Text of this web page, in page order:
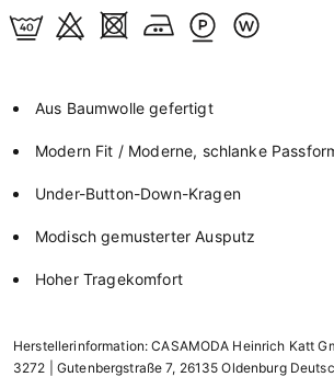
Aus Baumwolle gefertigt
Modern Fit / Moderne, schlanke
Under-Button-Down-Kragen
Modisch gemusterter Ausputz
Hoher Tragekomfort
Herstellerinformation: CASAMODA Heinrich Katt
3272 | Gutenbergstraße 7, 26135 Oldenburg